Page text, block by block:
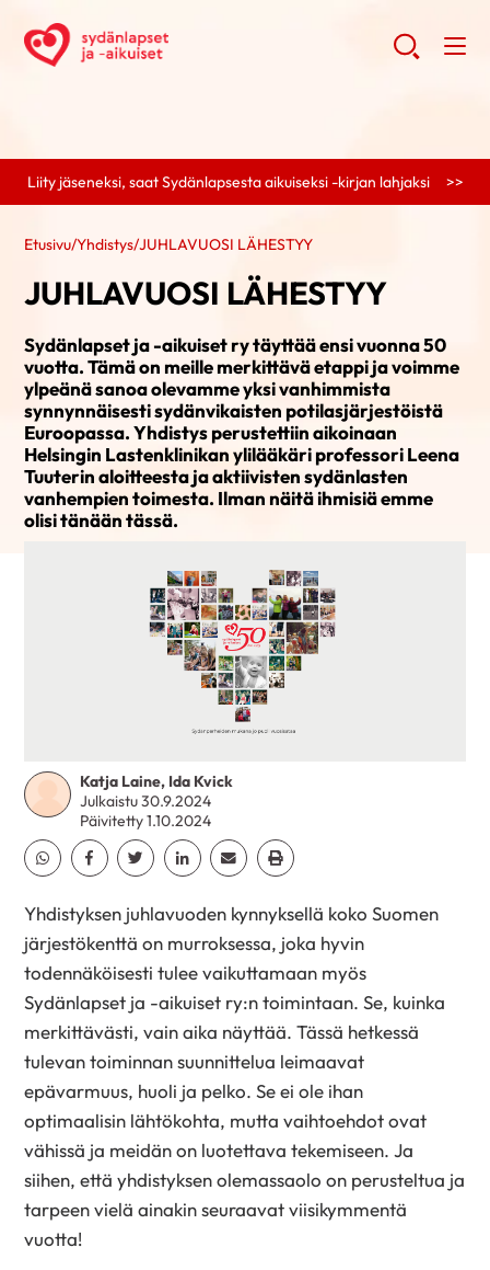
Liity jäseneksi, saat Sydänlapsesta aikuiseksi -kirjan lahjaksi >>
Etusivu/Yhdistys/JUHLAVUOSI LÄHESTYY
JUHLAVUOSI LÄHESTYY
Sydänlapset ja -aikuiset ry täyttää ensi vuonna 50
vuotta. Tämä on meille merkittävä etappi ja voimme
ylpeänä sanoa olevamme yksi vanhimmista
synnynnäisesti sydänvikaisten potilasjärjestöistä
Euroopassa. Yhdistys perustettiin aikoinaan
Helsingin Lastenklinikan ylilääkäri professori Leena
Tuuterin aloitteesta ja aktiivisten sydänlasten
vanhempien toimesta. Ilman näitä ihmisiä emme
olisi tänään tässä.
Katja Laine, Ida Kvick
Julkaistu 30.9.2024
Päivitetty 1.10.2024
Jaa Whatsapp
Jaa Facebook
Jaa TwitterJaa Linkedin
Jaa EmailJaa Print
Yhdistyksen juhlavuoden kynnyksellä koko Suomen
järjestökenttä on murroksessa, joka hyvin
todennäköisesti tulee vaikuttamaan myös
Sydänlapset ja -aikuiset ry:n toimintaan. Se, kuinka
merkittävästi, vain aika näyttää. Tässä hetkessä
tulevan toiminnan suunnittelua leimaavat
epävarmuus, huoli ja pelko. Se ei ole ihan
optimaalisin lähtökohta, mutta vaihtoehdot ovat
vähissä ja meidän on luotettava tekemiseen. Ja
siihen, että yhdistyksen olemassaolo on perusteltua ja
tarpeen vielä ainakin seuraavat viisikymmentä
vuotta!